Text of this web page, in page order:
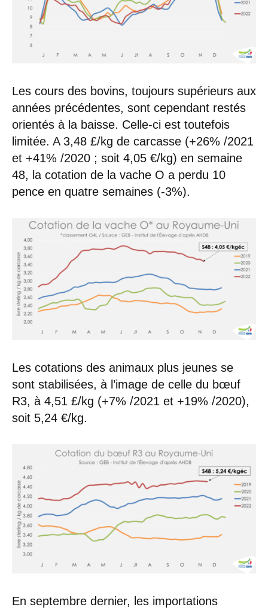
Les cours des bovins, toujours supérieurs aux
années précédentes, sont cependant restés
orientés à la baisse. Celle-ci est toutefois
limitée. A 3,48 £/kg de carcasse (+26% /2021
et +41% /2020 ; soit 4,05 €/kg) en semaine
48, la cotation de la vache O a perdu 10
pence en quatre semaines (-3%).
Les cotations des animaux plus jeunes se
sont stabilisées, à l’image de celle du bœuf
R3, à 4,51 £/kg (+7% /2021 et +19% /2020),
soit 5,24 €/kg.
En septembre dernier, les importations